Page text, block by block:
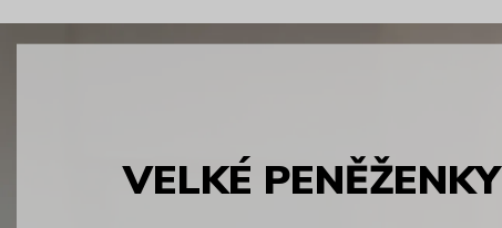
VELKÉ PENĚŽENKY